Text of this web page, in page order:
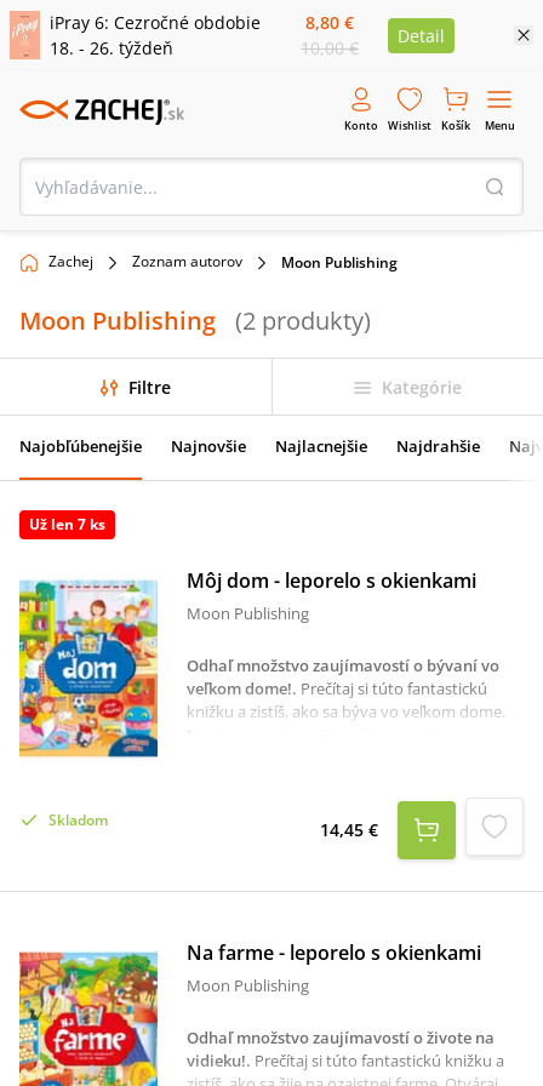
iPray 6: Cezročné obdobie
18. - 26. týždeň
8,80 €
10,00 €
Detail
Konto Wishlist Košík Menu
Zachej Zoznam autorov Moon Publishing
Moon Publishing (2 produkty)
Filtre Kategórie
Najobľúbenejšie Najnovšie Najlacnejšie Najdrahšie
Už len 7 ks
Môj dom - leporelo s okienkami
Moon Publishing
Odhaľ množstvo zaujímavostí o bývaní vo
veľkom dome!. Prečítaj si túto fantastickú
knižku a zistíš, ako sa býva vo veľkom dome.
Otváraj okienka a dozvieš sa množstvo
predmetov, ktoré sa v dome nachádzajú.
Skladom 14,45 €
Na farme - leporelo s okienkami
Moon Publishing
Odhaľ množstvo zaujímavostí o živote na
vidieku!. Prečítaj si túto fantastickú knižku a